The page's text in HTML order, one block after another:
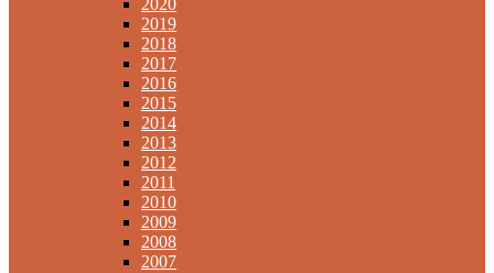
2020
2019
2018
2017
2016
2015
2014
2013
2012
2011
2010
2009
2008
2007